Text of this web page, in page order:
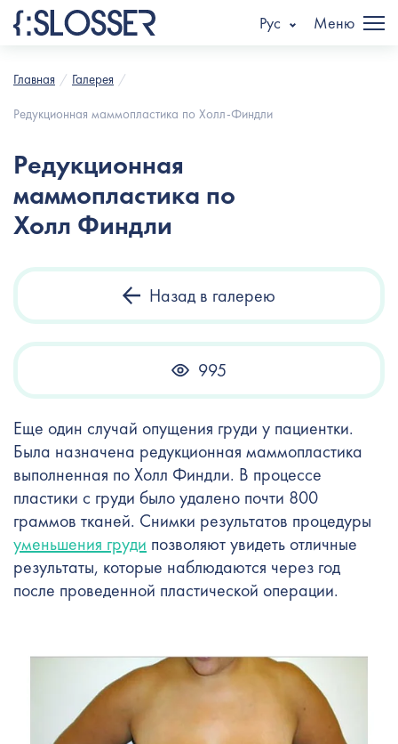
Рус Меню
Главная
Галерея
Редукционная маммопластика по Холл-Финдли
Редукционная
маммопластика по
Холл Финдли
Назад в галерею
995
Еще один случай опущения груди у пациентки.
Была назначена редукционная маммопластика
выполненная по Холл Финдли. В процессе
пластики с груди было удалено почти 800
граммов тканей. Снимки результатов процедуры
уменьшения груди позволяют увидеть отличные
результаты, которые наблюдаются через год
после проведенной пластической операции.